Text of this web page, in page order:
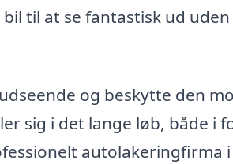
til at se fantastisk ud
og beskytte den
sig i det lange løb, både i
autolakeringfirma i